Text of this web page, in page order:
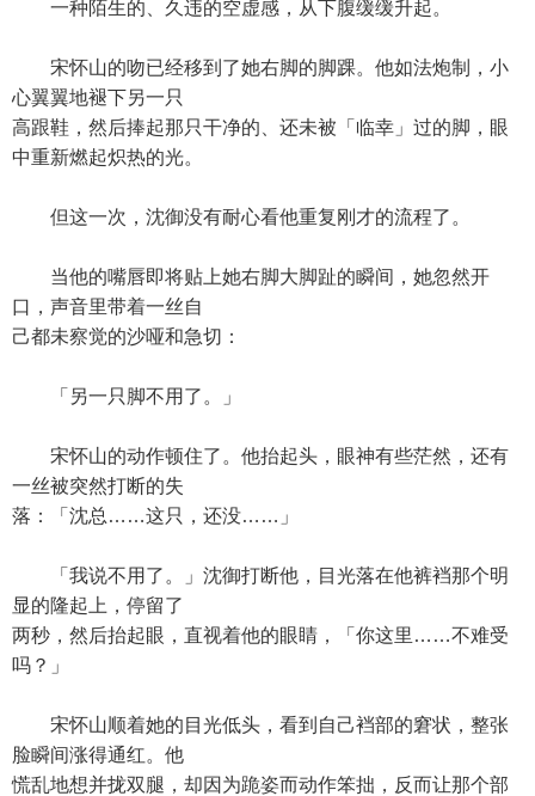
一种陌生的、久违的空虚感，从下腹缓缓升起。
宋怀山的吻已经移到了她右脚的脚踝。他如法炮制，小
心翼翼地褪下另一只
高跟鞋，然后捧起那只干净的、还未被「临幸」过的脚，眼
中重新燃起炽热的光。
但这一次，沈御没有耐心看他重复刚才的流程了。
当他的嘴唇即将贴上她右脚大脚趾的瞬间，她忽然开
口，声音里带着一丝自
己都未察觉的沙哑和急切：
「另一只脚不用了。」
宋怀山的动作顿住了。他抬起头，眼神有些茫然，还有
一丝被突然打断的失
落：「沈总……这只，还没……」
「我说不用了。」沈御打断他，目光落在他裤裆那个明
显的隆起上，停留了
两秒，然后抬起眼，直视着他的眼睛，「你这里……不难受
吗？」
宋怀山顺着她的目光低头，看到自己裆部的窘状，整张
脸瞬间涨得通红。他
慌乱地想并拢双腿，却因为跪姿而动作笨拙，反而让那个部